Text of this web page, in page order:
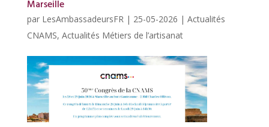
Marseille
par LesAmbassadeursFR | 25-05-2026 | Actualités
CNAMS, Actualités Métiers de l’artisanat